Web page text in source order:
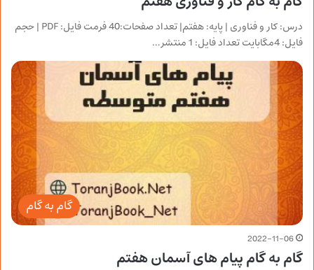
درس: کار و فناوری | پایه: هفتم| تعداد صفحات:40 فرمت فایل: PDF | حجم
فایل: 4مگابایت تعداد فایل: 1 منتشر…
گام به گام
2022-11-06
گام به گام پیام های آسمان هفتم